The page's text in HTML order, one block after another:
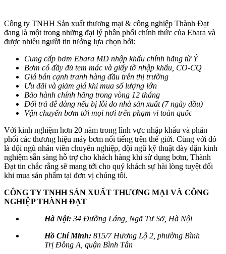
Công ty TNHH Sản xuất thương mại & công nghiệp Thành Đạt
đang là một trong những đại lý phân phối chính thức của Ebara và
được nhiều người tin tưởng lựa chọn bởi:
Cung cấp bơm Ebara MD nhập khẩu chính hãng từ Ý
Bơm có đầy đủ tem mác và giấy tờ nhập khẩu, CO-CQ
Giá bán cạnh tranh hàng đầu trên thị trường
Ưu đãi và giảm giá khi mua số lượng lớn
Bảo hành chính hãng trong vòng 12 tháng
Đổi trả dễ dàng nếu bị lỗi do nhà sản xuất (7 ngày đầu)
Vận chuyển bơm tới mọi nơi trên phạm vi toàn quốc
Với kinh nghiệm hơn 20 năm trong lĩnh vực nhập khẩu và phân
phối các thương hiệu máy bơm nổi tiếng trên thế giới. Cùng với đó
là đội ngũ nhân viên chuyên nghiệp, đội ngũ kỹ thuật dày dặn kinh
nghiệm sẵn sàng hỗ trợ cho khách hàng khi sử dụng bơm, Thành
Đạt tin chắc rằng sẽ mang tới cho quý khách sự hài lòng tuyệt đối
khi mua sản phẩm tại đơn vị chúng tôi.
CÔNG TY TNHH SẢN XUẤT THƯƠNG MẠI VÀ CÔNG
NGHIỆP THÀNH ĐẠT
Hà Nội: 34 Đường Láng, Ngã Tư Sở, Hà Nội
Hồ Chí Minh: 815/7 Hương Lộ 2, phường Bình
Trị Đông A, quận Bình Tân